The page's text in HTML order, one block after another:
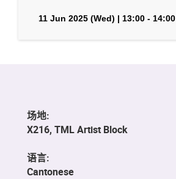
11 Jun 2025 (Wed) | 13:00 - 14:00
场地:
X216, TML Artist Block
语言:
Cantonese